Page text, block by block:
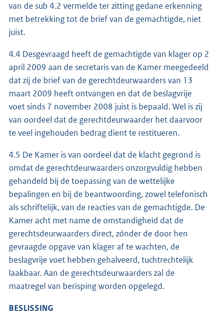
van de sub 4.2 vermelde ter zitting gedane erkenning
met betrekking tot de brief van de gemachtigde, niet
juist.
4.4 Desgevraagd heeft de gemachtigde van klager op 2
april 2009 aan de secretaris van de Kamer meegedeeld
dat zij de brief van de gerechtdeurwaarders van 13
maart 2009 heeft ontvangen en dat de beslagvrije
voet sinds 7 november 2008 juist is bepaald. Wel is zij
van oordeel dat de gerechtdeurwaarder het daarvoor
te veel ingehouden bedrag dient te restitueren.
4.5 De Kamer is van oordeel dat de klacht gegrond is
omdat de gerechtdeurwaarders onzorgvuldig hebben
gehandeld bij de toepassing van de wettelijke
bepalingen en bij de beantwoording, zowel telefonisch
als schriftelijk, van de reacties van de gemachtigde. De
Kamer acht met name de omstandigheid dat de
gerechtsdeurwaarders direct, zónder de door hen
gevraagde opgave van klager af te wachten, de
beslagvrije voet hebben gehalveerd, tuchtrechtelijk
laakbaar. Aan de gerechtsdeurwaarders zal de
maatregel van berisping worden opgelegd.
BESLISSING